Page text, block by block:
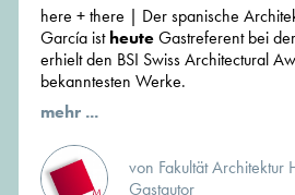
here + there | Der spanische
García istheuteGastreferent bei
erhielt den BSI Swiss Architectural
bekanntesten Werke.
mehr ...
von Fakultät Architektur
Gastautor